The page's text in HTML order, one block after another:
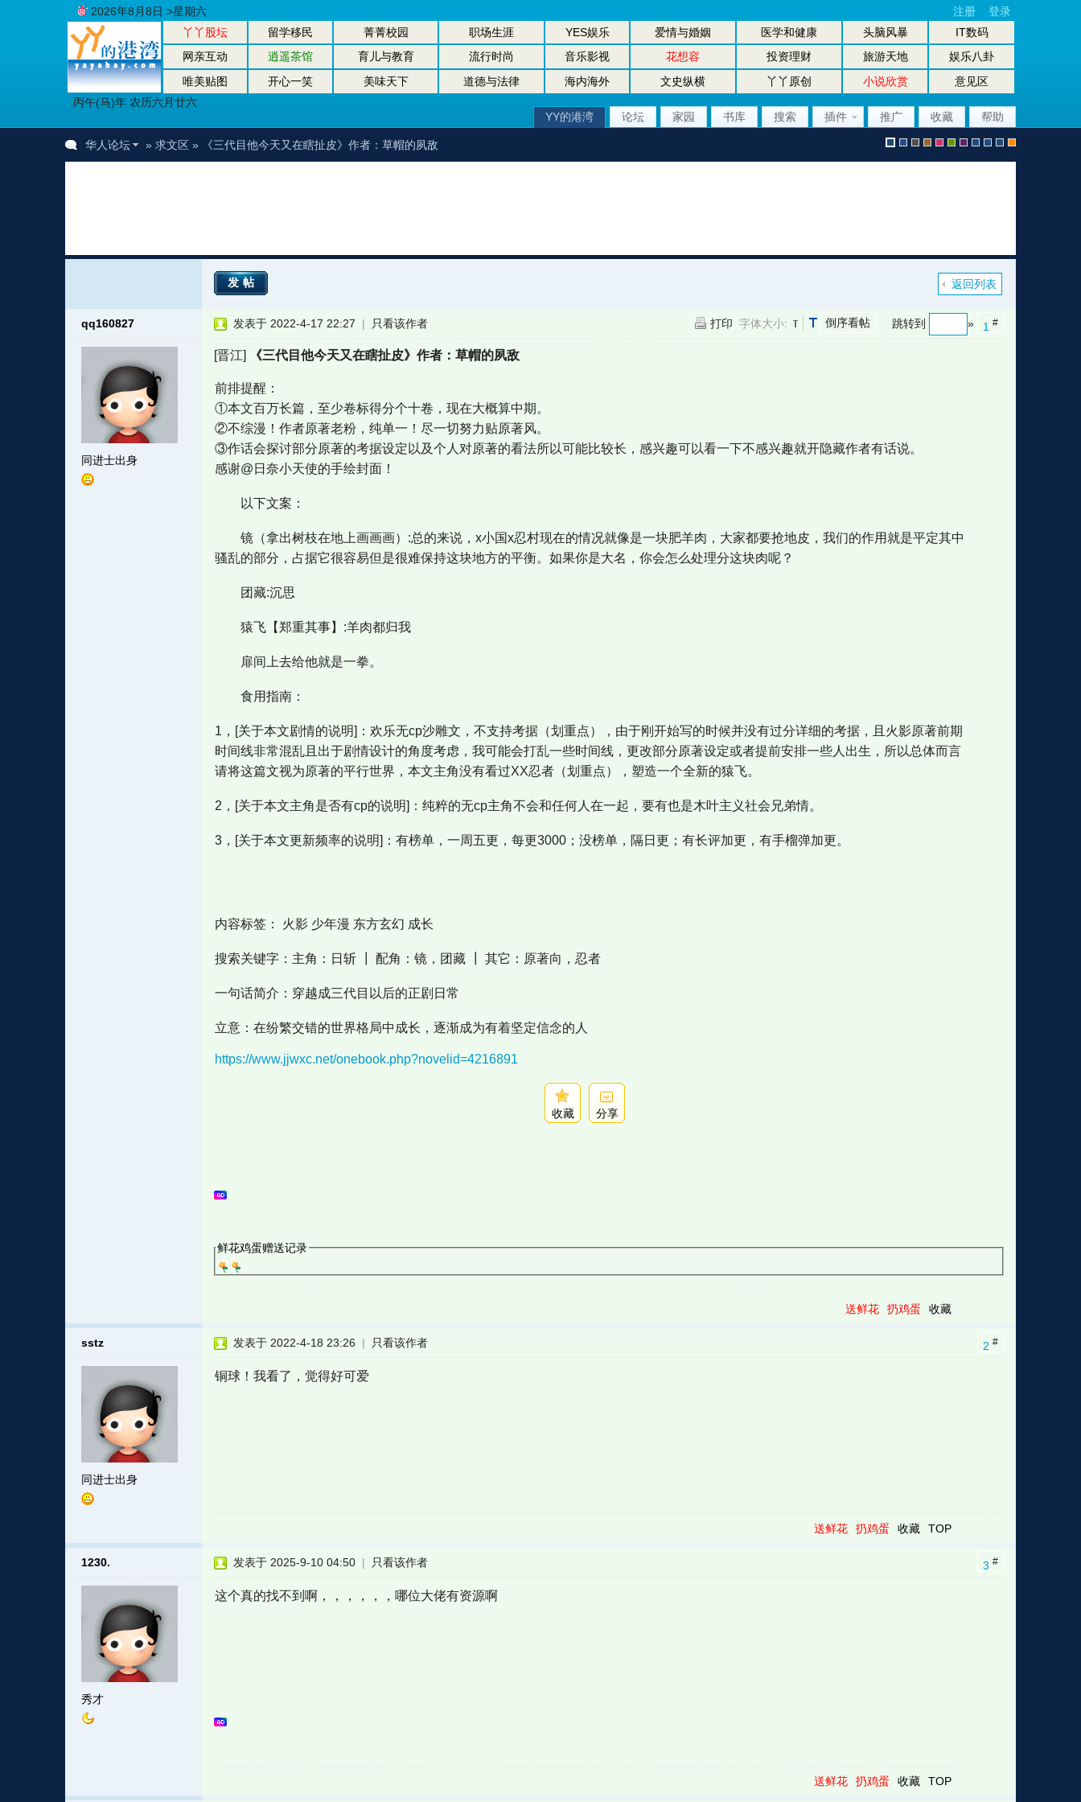
丫丫股坛 留学移民 菁菁校园 职场生涯 YES娱乐 爱情与婚姻 医学和健康 头脑风暴
IT数码
网亲互动
逍遥茶馆 育儿与教育 流行时尚 音乐影视 花想容 投资理财 旅游天地
娱乐八卦
唯美贴图
开心一笑 美味天下 道德与法律 海内海外 文史纵横 丫丫原创 小说欣赏
意见区
丙午(马)年 农历六月廿六
2026年8月8日 >星期六 注册 登录
YY的港湾 论坛 家园 书库 搜索 插件 推广 收藏 帮助
认l r r i r u 坛大坛机
华人论坛 » 求文区» 《三代目他今天又在瞎扯皮》作者：草帽的夙敌
返回列表
发帖
qq160827
同进士出身
1 #
跳转到 »
倒序看帖
打印 字体大小:
发表于 2022-4-17 22:27 | 只看该作者
[晋江]《三代目他今天又在瞎扯皮》作者：草帽的夙敌
前排提醒：
①本文百万长篇，至少卷标得分个十卷，现在大概算中期。
②不综漫！作者原著老粉，纯单一！尽一切努力贴原著风。
③作话会探讨部分原著的考据设定以及个人对原著的看法所以可能比较长，感兴趣可以看一下不感兴趣就开隐藏作者有话说。
感谢@日奈小天使的手绘封面！
以下文案：
镜（拿出树枝在地上画画画）:总的来说，x小国x忍村现在的情况就像是一块肥羊肉，大家都要抢地皮，我们的作用就是平定其中
骚乱的部分，占据它很容易但是很难保持这块地方的平衡。如果你是大名，你会怎么处理分这块肉呢？
团藏:沉思
猿飞【郑重其事】:羊肉都归我
扉间上去给他就是一拳。
食用指南：
1，[关于本文剧情的说明]：欢乐无cp沙雕文，不支持考据（划重点），由于刚开始写的时候并没有过分详细的考据，且火影原著前期
时间线非常混乱且出于剧情设计的角度考虑，我可能会打乱一些时间线，更改部分原著设定或者提前安排一些人出生，所以总体而言
请将这篇文视为原著的平行世界，本文主角没有看过XX忍者（划重点），塑造一个全新的猿飞。
2，[关于本文主角是否有cp的说明]：纯粹的无cp主角不会和任何人在一起，要有也是木叶主义社会兄弟情。
3，[关于本文更新频率的说明]：有榜单，一周五更，每更3000；没榜单，隔日更；有长评加更，有手榴弹加更。
内容标签： 火影 少年漫 东方玄幻 成长
搜索关键字：主角：日斩 ┃ 配角：镜，团藏 ┃ 其它：原著向，忍者
一句话简介：穿越成三代目以后的正剧日常
立意：在纷繁交错的世界格局中成长，逐渐成为有着坚定信念的人
https://www.jjwxc.net/onebook.php?novelid=4216891
收藏 分享
鲜花鸡蛋赠送记录
送鲜花 扔鸡蛋 收藏
sstz
同进士出身
2 #
发表于 2022-4-18 23:26 | 只看该作者
铜球！我看了，觉得好可爱
送鲜花 扔鸡蛋 收藏 TOP
1230.
秀才
3 #
发表于 2025-9-10 04:50 | 只看该作者
这个真的找不到啊，，，，，，哪位大佬有资源啊
送鲜花 扔鸡蛋 收藏 TOP